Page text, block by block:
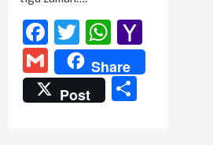
Facebook
TwitterWhatsApp
Mail
GmailShare
Post